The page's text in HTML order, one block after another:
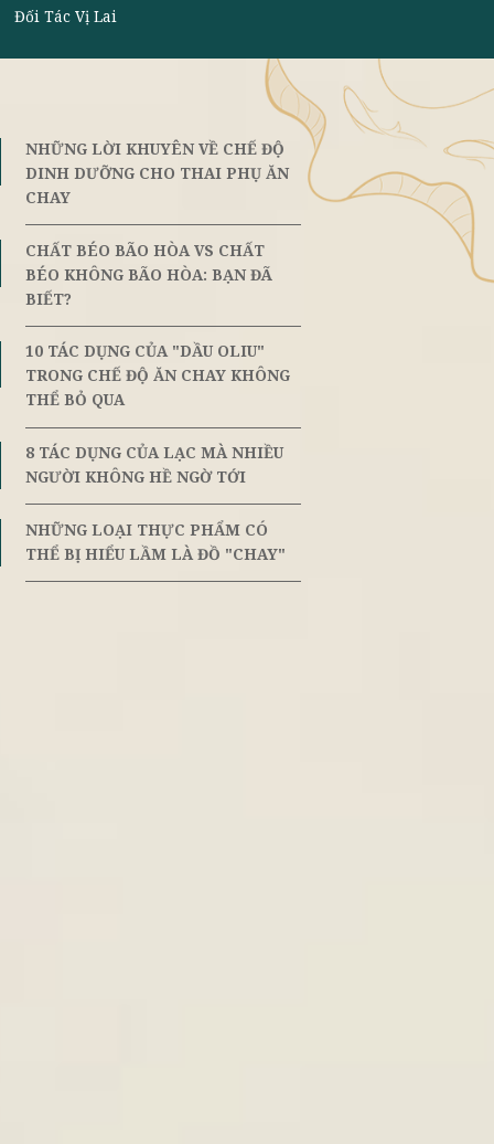
mại Đối Tác Vị Lai
Á. Đặc
nhờ
biển sẽ
để có cái
sông và
nâu và
8th
June
NHỮNG LỜI KHUYÊN VỀ CHẾ
DINH DƯỠNG CHO THAI PHỤ
CHAY
8th
June
CHẤT BÉO BÃO HÒA VS CHẤT
BÉO KHÔNG BÃO HÒA: BẠN ĐÃ
BIẾT?
8th
June
10 TÁC DỤNG CỦA "DẦU OLIU"
TRONG CHẾ ĐỘ ĂN CHAY